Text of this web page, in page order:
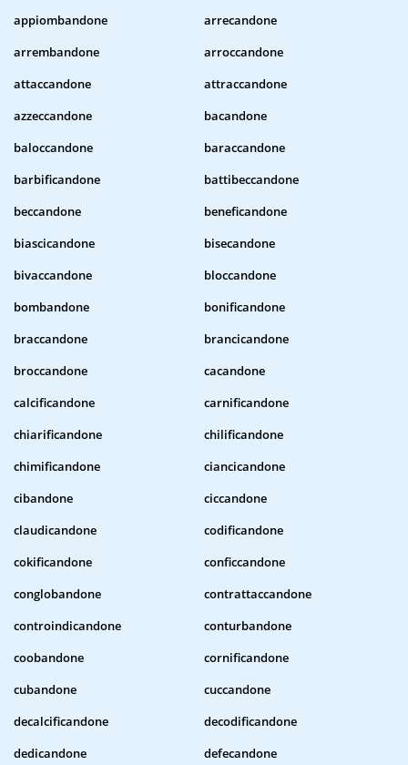
appiombandone
arrecandone
arrembandone
arroccandone
attaccandone
attraccandone
azzeccandone
bacandone
baloccandone
baraccandone
barbificandone
battibeccandone
beccandone
beneficandone
biascicandone
bisecandone
bivaccandone
bloccandone
bombandone
bonificandone
braccandone
brancicandone
broccandone
cacandone
calcificandone
carnificandone
chiarificandone
chilificandone
chimificandone
ciancicandone
cibandone
ciccandone
claudicandone
codificandone
cokificandone
conficcandone
conglobandone
contrattaccandone
controindicandone
conturbandone
coobandone
cornificandone
cubandone
cuccandone
decalcificandone
decodificandone
dedicandone
defecandone